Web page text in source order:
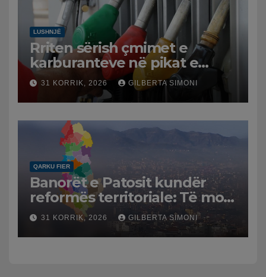
LUSHNJË
Rriten sërish çmimet e
karburanteve në pikat e
karburanteve në Lushnjë.
Tensionet në Lindjen e
Mesme shtrenjtojnë naftën
dhe benzinën në vend
31 KORRIK, 2026 GILBERTA SIMONI
QARKU FIER
Banorët e Patosit kundër
reformës territoriale: Të mos
humbasim identitetin e
qytetit
31 KORRIK, 2026 GILBERTA SIMONI